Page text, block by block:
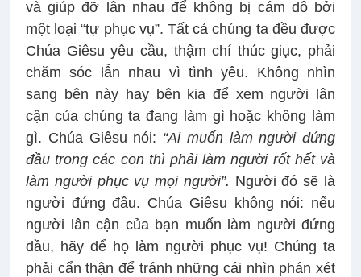
và giúp đỡ lẫn nhau để không bị cám dỗ bởi
một loại “tự phục vụ”. Tất cả chúng ta đều được
Chúa Giêsu yêu cầu, thậm chí thúc giục, phải
chăm sóc lẫn nhau vì tình yêu. Không nhìn
sang bên này hay bên kia để xem người lân
cận của chúng ta đang làm gì hoặc không làm
gì. Chúa Giêsu nói: “Ai muốn làm người đứng
đầu trong các con thì phải làm người rốt hết và
làm người phục vụ mọi người”. Người đó sẽ là
người đứng đầu. Chúa Giêsu không nói: nếu
người lân cận của bạn muốn làm người đứng
đầu, hãy để họ làm người phục vụ! Chúng ta
phải cẩn thận để tránh những cái nhìn phán xét